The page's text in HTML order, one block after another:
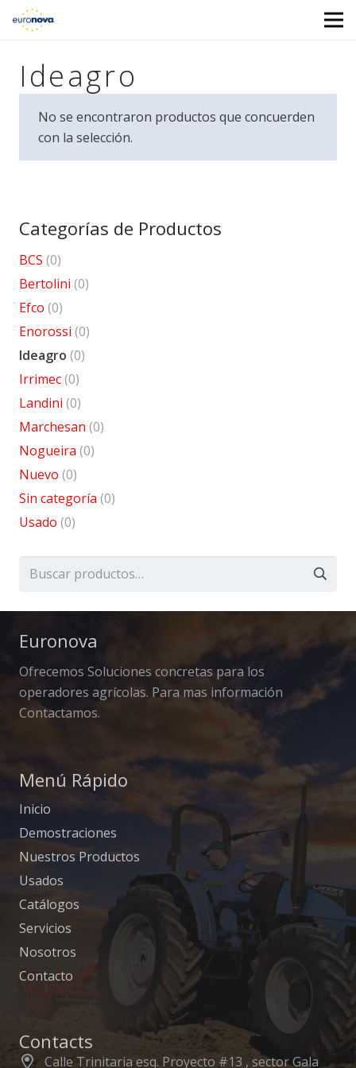
Ideagro
No se encontraron productos que concuerden
con la selección.
Categorías de Productos
BCS (0)
Bertolini (0)
Efco (0)
Enorossi (0)
Ideagro (0)
Irrimec(0)
Landini (0)
Marchesan (0)
Nogueira (0)
Nuevo (0)
Sin categoría (0)
Usado (0)
Buscar
Euronova
Ofrecemos Soluciones concretas para los
operadores agrícolas. Para mas información
Contactamos.
Menú Rápido
Inicio
Demostraciones
Nuestros Productos
Usados
Catálogos
Servicios
Nosotros
Contacto
Contacts
Calle Trinitaria esq. Proyecto #13 , sector Gala